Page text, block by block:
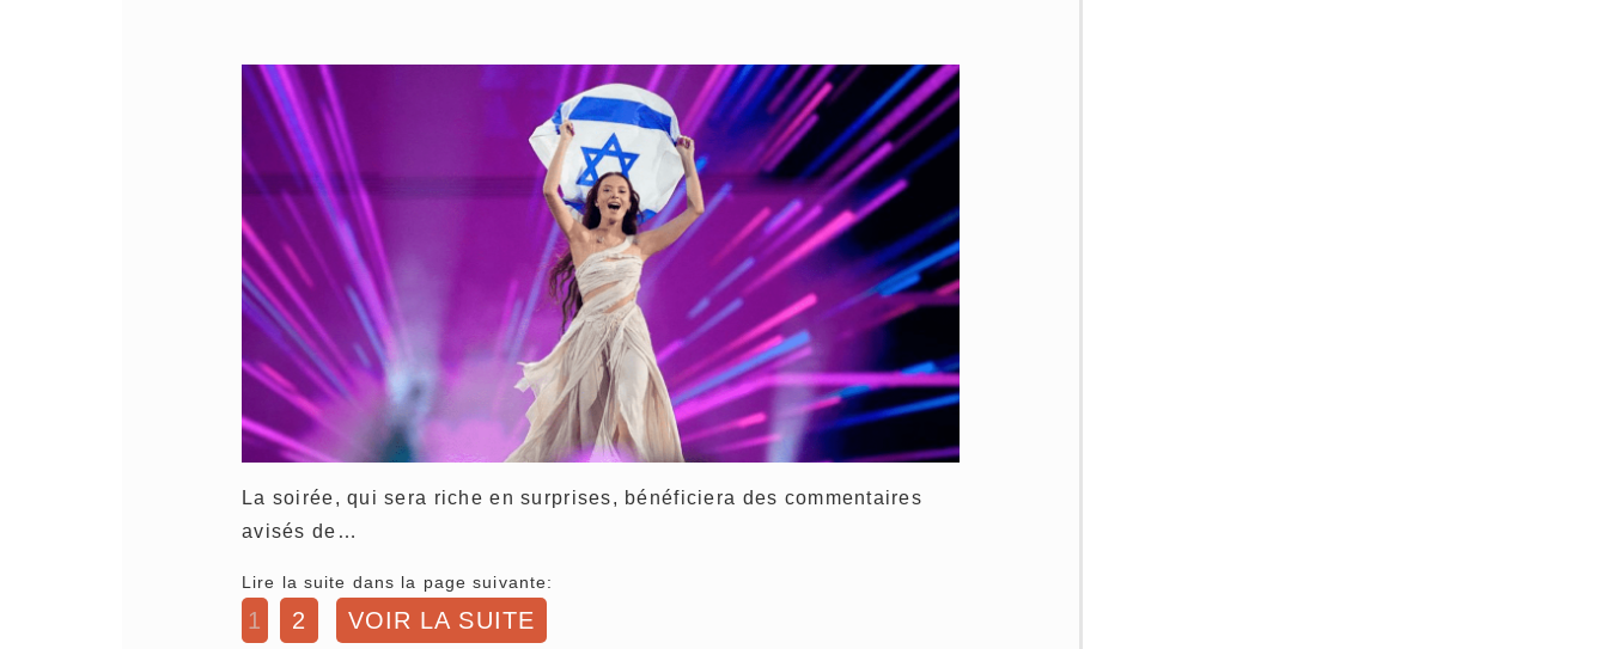
La soirée, qui sera riche en surprises, bénéficiera des commentaires
avisés de…
Lire la suite dans la page suivante:
1 2 VOIR LA SUITE